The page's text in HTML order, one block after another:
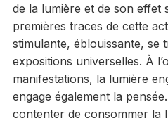
de la lumière et de son effet
premières traces de cette
stimulante, éblouissante, se
expositions universelles. À
manifestations, la lumière
engage également la
contenter de consommer la